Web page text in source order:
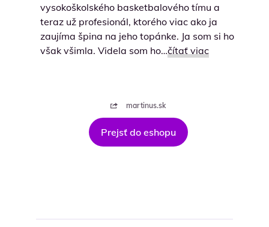
vysokoškolského basketbalového tímu a
teraz už profesionál, ktorého viac ako ja
zaujíma špina na jeho topánke. Ja som si ho
však všimla. Videla som ho…čítať viac
martinus.sk
Prejsť do eshopu